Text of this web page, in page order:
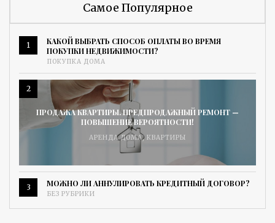
Самое Популярное
1
КАКОЙ ВЫБРАТЬ СПОСОБ ОПЛАТЫ ВО ВРЕМЯ
ПОКУПКИ НЕДВИЖИМОСТИ?
ПОКУПКА ДОМА
2
ПРОДАЖА КВАРТИРЫ. ПРЕДПРОДАЖНЫЙ РЕМОНТ —
ПОВЫШЕНИЕ ВЕРОЯТНОСТИ!
АРЕНДА ДОМА, КВАРТИРЫ
3 МОЖНО ЛИ АННУЛИРОВАТЬ КРЕДИТНЫЙ ДОГОВОР?
БЕЗ РУБРИКИ